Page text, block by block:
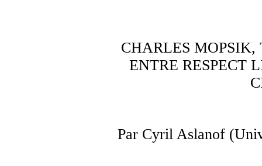
CHARLES
ENTRE RESPECT
Par Cyril Aslanof